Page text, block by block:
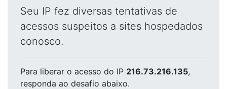
Seu IP fez diversas tentativas de
acessos suspeitos a sites hospedados
conosco.
Para liberar o acesso do IP 216.73.216.135,
responda ao desafio abaixo.